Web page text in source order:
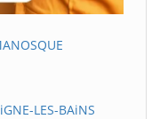
LES-BAiNS